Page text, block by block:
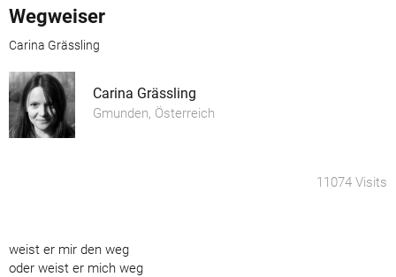
Wegweiser
Carina Grässling
Carina Grässling
Gmunden, Österreich
11074 Visits
weist er mir den weg
oder weist er mich weg